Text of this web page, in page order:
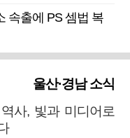
속출에 PS 셈법 복
울산·경남 소식
사, 빛과 미디어로